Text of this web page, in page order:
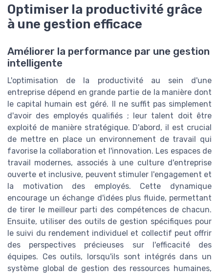
Optimiser la productivité grâce
à une gestion efficace
Améliorer la performance par une gestion
intelligente
L'optimisation de la productivité au sein d'une
entreprise dépend en grande partie de la manière dont
le capital humain est géré. Il ne suffit pas simplement
d'avoir des employés qualifiés ; leur talent doit être
exploité de manière stratégique. D'abord, il est crucial
de mettre en place un environnement de travail qui
favorise la collaboration et l'innovation. Les espaces de
travail modernes, associés à une culture d'entreprise
ouverte et inclusive, peuvent stimuler l'engagement et
la motivation des employés. Cette dynamique
encourage un échange d'idées plus fluide, permettant
de tirer le meilleur parti des compétences de chacun.
Ensuite, utiliser des outils de gestion spécifiques pour
le suivi du rendement individuel et collectif peut offrir
des perspectives précieuses sur l'efficacité des
équipes. Ces outils, lorsqu'ils sont intégrés dans un
système global de gestion des ressources humaines,